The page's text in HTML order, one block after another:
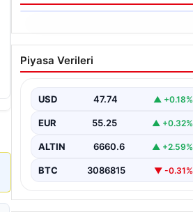
06.08.2026
Dumanlar ilçeyi kapladı:
Bursa’da tamirhanede
Piyasa Verileri
USD 47.74 ▲ +0.18%
EUR 55.25 ▲ +0.32%
ALTIN 6660.6 ▲ +2.59%
BTC 3086815 ▼ -0.31%